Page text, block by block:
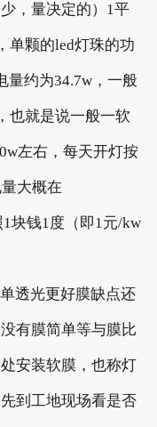
，量决定的）1平
单颗的led灯珠的功
量约为34.7w，一般
也就是说一般一软
左右，每天开灯按
大概在
块钱1度（即1元/kw
透光更好膜缺点还
有膜简单等与膜比
安装软膜，也称灯
到工地现场看是否